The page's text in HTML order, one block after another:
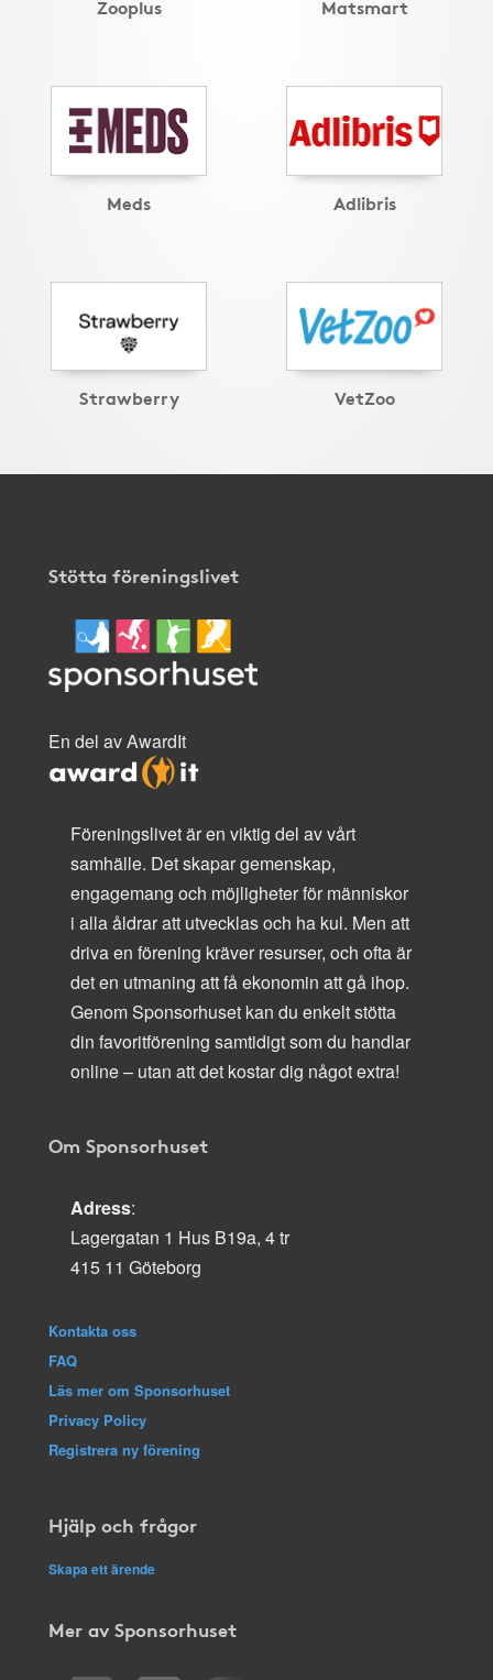
Zooplus Matsmart
Meds Adlibris
Strawberry VetZoo
Stötta föreningslivet
En del av AwardIt
Föreningslivet är en viktig del av vårt
samhälle. Det skapar gemenskap,
engagemang och möjligheter för människor
i alla åldrar att utvecklas och ha kul. Men att
driva en förening kräver resurser, och ofta är
det en utmaning att få ekonomin att gå ihop.
Genom Sponsorhuset kan du enkelt stötta
din favoritförening samtidigt som du handlar
online – utan att det kostar dig något extra!
Om Sponsorhuset
Adress:
Lagergatan 1 Hus B19a, 4 tr
415 11 Göteborg
Kontakta oss
FAQ
Läs mer om Sponsorhuset
Privacy Policy
Registrera ny förening
Hjälp och frågor
Skapa ett ärende
Mer av Sponsorhuset